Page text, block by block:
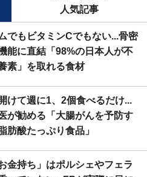
人気記事
でもビタミンCでもない...骨密
能に直結「98%の日本人が不
素」を取れる食材
けて週に1、2個食べるだけ...
が勧める「大腸がんを予防す
肪酸たっぷり食品」
金持ち」はポルシェやフェラ